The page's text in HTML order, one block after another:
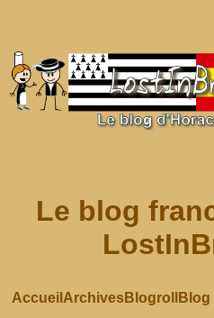
Le blog
Accueil ArchivesBlogroll Blog